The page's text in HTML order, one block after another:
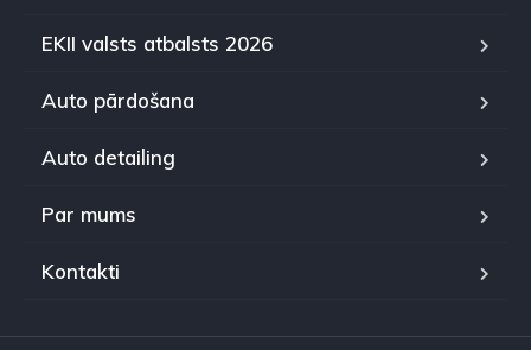
EKII valsts atbalsts 2026
Auto pārdošana
Auto detailing
Par mums
Kontakti